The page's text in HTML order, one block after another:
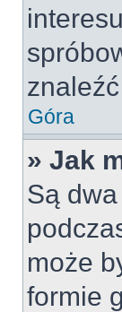
Góra
» Jak
Są
może
formie